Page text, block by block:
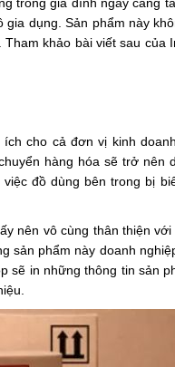
dụng. Sản phẩm này
khảo bài viết sau của
cho cả đơn vị kinh
hàng hóa sẽ trở
đồ dùng bên trong bị
nên vô cùng thân thiện
sản phẩm này doanh
sẽ in những thông tin sản